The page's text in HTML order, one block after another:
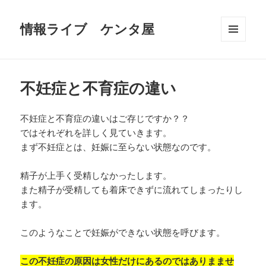
情報ライブ ケンタ屋
不妊症と不育症の違い
不妊症と不育症の違いはご存じですか？？
ではそれぞれを詳しく見ていきます。
まず不妊症とは、妊娠に至らない状態なのです。
精子が上手く受精しなかったします。
また精子が受精しても着床できずに流れてしまったりし
ます。
このようなことで妊娠ができない状態を呼びます。
この不妊症の原因は女性だけにあるのではありまませ